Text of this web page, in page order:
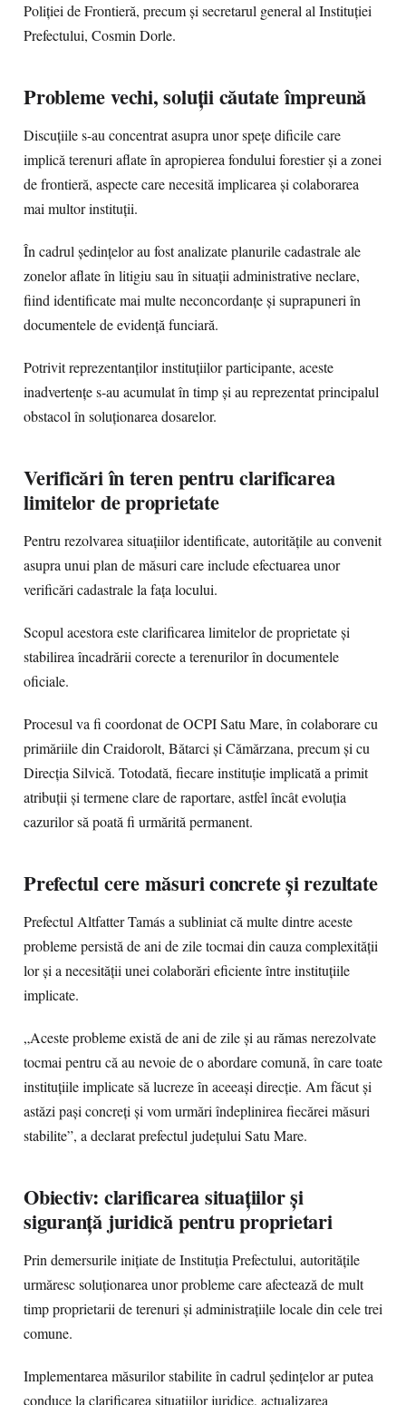
Poliției de Frontieră, precum și secretarul general al Instituției
Prefectului, Cosmin Dorle.
Probleme vechi, soluții căutate împreună
Discuțiile s-au concentrat asupra unor spețe dificile care
implică terenuri aflate în apropierea fondului forestier și a zonei
de frontieră, aspecte care necesită implicarea și colaborarea
mai multor instituții.
În cadrul ședințelor au fost analizate planurile cadastrale ale
zonelor aflate în litigiu sau în situații administrative neclare,
fiind identificate mai multe neconcordanțe și suprapuneri în
documentele de evidență funciară.
Potrivit reprezentanților instituțiilor participante, aceste
inadvertențe s-au acumulat în timp și au reprezentat principalul
obstacol în soluționarea dosarelor.
Verificări în teren pentru clarificarea
limitelor de proprietate
Pentru rezolvarea situațiilor identificate, autoritățile au convenit
asupra unui plan de măsuri care include efectuarea unor
verificări cadastrale la fața locului.
Scopul acestora este clarificarea limitelor de proprietate și
stabilirea încadrării corecte a terenurilor în documentele
oficiale.
Procesul va fi coordonat de OCPI Satu Mare, în colaborare cu
primăriile din Craidorolt, Bătarci și Cămărzana, precum și cu
Direcția Silvică. Totodată, fiecare instituție implicată a primit
atribuții și termene clare de raportare, astfel încât evoluția
cazurilor să poată fi urmărită permanent.
Prefectul cere măsuri concrete și rezultate
Prefectul Altfatter Tamás a subliniat că multe dintre aceste
probleme persistă de ani de zile tocmai din cauza complexității
lor și a necesității unei colaborări eficiente între instituțiile
implicate.
„Aceste probleme există de ani de zile și au rămas nerezolvate
tocmai pentru că au nevoie de o abordare comună, în care toate
instituțiile implicate să lucreze în aceeași direcție. Am făcut și
astăzi pași concreți și vom urmări îndeplinirea fiecărei măsuri
stabilite”, a declarat prefectul județului Satu Mare.
Obiectiv: clarificarea situațiilor și
siguranță juridică pentru proprietari
Prin demersurile inițiate de Instituția Prefectului, autoritățile
urmăresc soluționarea unor probleme care afectează de mult
timp proprietarii de terenuri și administrațiile locale din cele trei
comune.
Implementarea măsurilor stabilite în cadrul ședințelor ar putea
conduce la clarificarea situațiilor juridice, actualizarea